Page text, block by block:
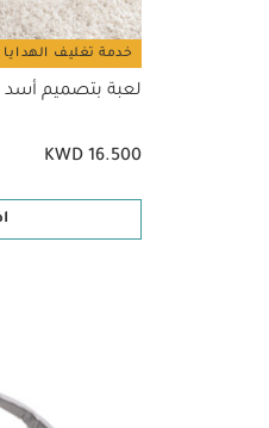
خدمة تغليف الهدايا
لعبة بتصميم أسد
KWD 16.500